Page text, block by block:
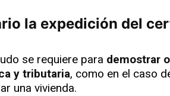
se requiere para demostrar
y tributaria, como en el caso
una vivienda.